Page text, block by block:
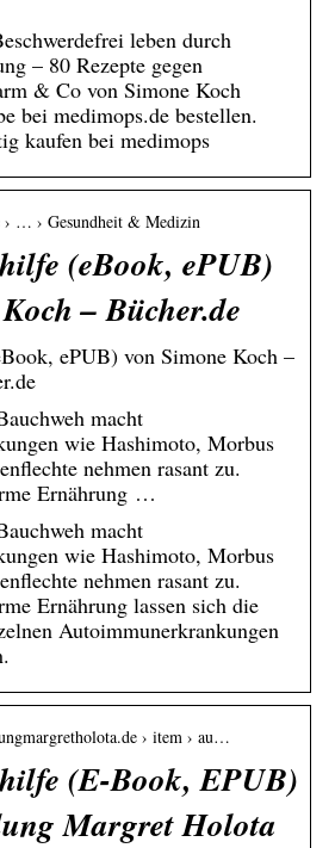
leben durch
– 80 Rezepte gegen
& Co von Simone Koch
bei medimops.de bestellen.
kaufen bei medimops
› … › Gesundheit & Medizin
(eBook, ePUB)
– Bücher.de
ePUB) von Simone Koch –
macht
wie Hashimoto, Morbus
nehmen rasant zu.
Ernährung …
macht
wie Hashimoto, Morbus
nehmen rasant zu.
Ernährung lassen sich die
Autoimmunerkrankungen
› item › au…
(E-Book, EPUB)
Margret Holota